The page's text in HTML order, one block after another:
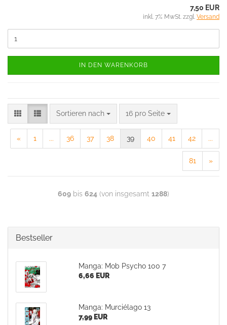
7,50 EUR
inkl. 7% MwSt. zzgl. Versand
IN DEN WARENKORB
Sortieren nach 16 pro Seite
« 1 ... 36 37 38 39 40 41 42 ...
81 »
609 bis 624 (von insgesamt 1288)
Bestseller
Manga: Mob Psycho 100 7
6,66 EUR
Manga: Murciélago 13
7,99 EUR